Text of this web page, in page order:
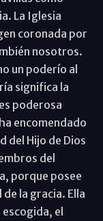
La Iglesia
coronada por
nosotros.
un poderío al
significa la
poderosa
encomendado
del Hijo de Dios
del
porque posee
la gracia. Ella
escogida, el